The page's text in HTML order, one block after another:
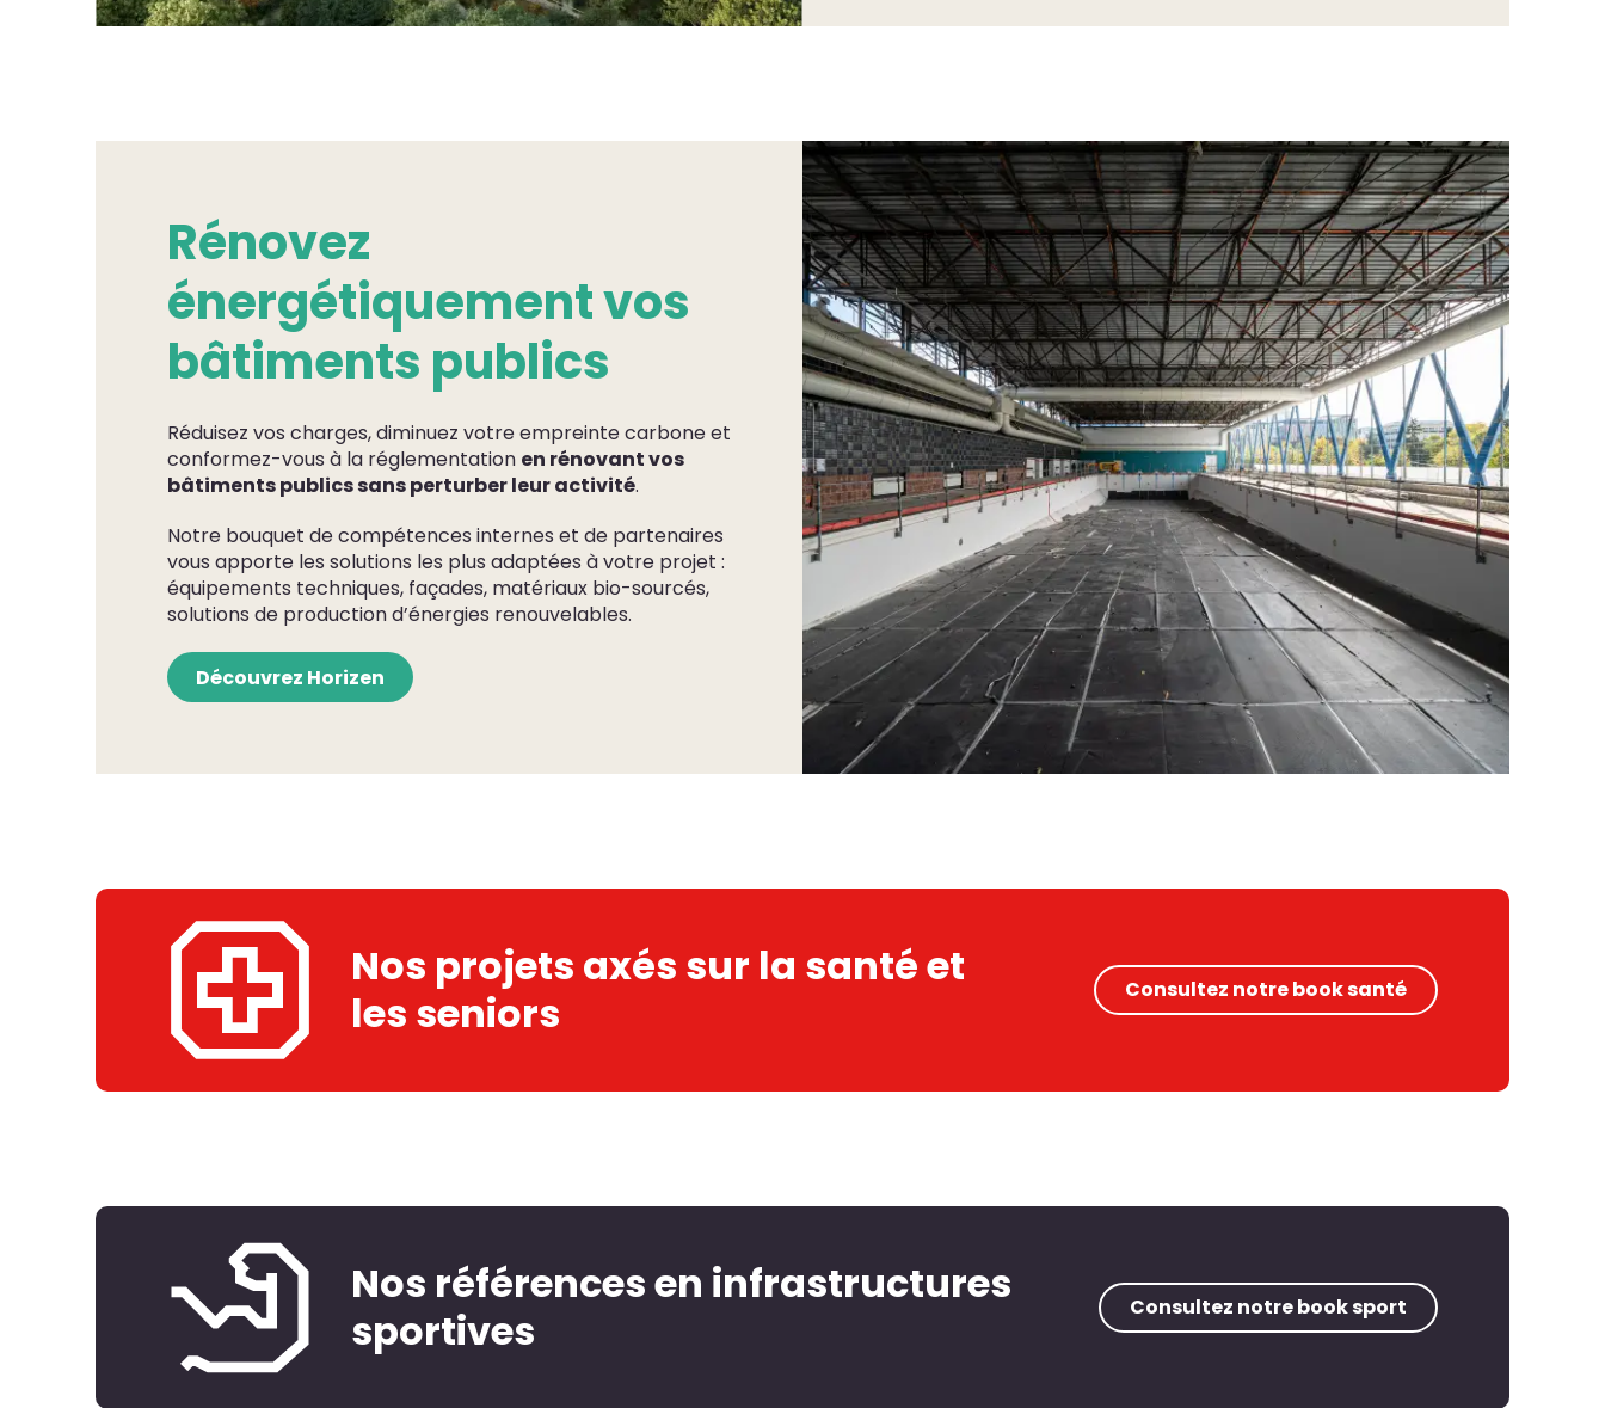
Rénovez
énergétiquement vos
bâtiments publics
Réduisez vos charges, diminuez votre empreinte carbone et
conformez-vous à la réglementation en rénovant vos
bâtiments publics sans perturber leur activité.
Notre bouquet de compétences internes et de partenaires
vous apporte les solutions les plus adaptées à votre projet :
équipements techniques, façades, matériaux bio-sourcés,
solutions de production d’énergies renouvelables.
Découvrez Horizen
Nos projets axés sur la santé et
les seniors
Consultez notre book santé
Nos références en infrastructures
sportives
Consultez notre book sport